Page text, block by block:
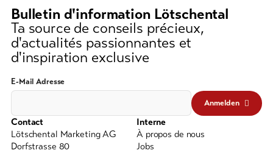
moins
3
caractères)
Bulletin d'information Lötschental
Ta source de conseils précieux,
d'actualités passionnantes et
d'inspiration exclusive
E-Mail Adresse
Anmelden
Contact
Lötschental Marketing AG
Dorfstrasse 80
Interne
À propos de nous
Jobs